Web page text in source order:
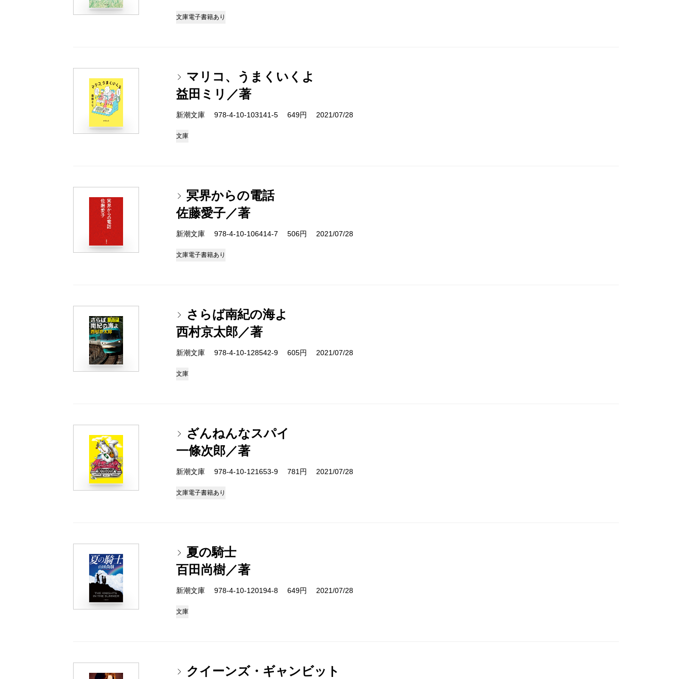
文庫電子書籍あり
マリコ、うまくいくよ
益田ミリ／著
新潮文庫 978-4-10-103141-5 649円 2021/07/28
文庫
冥界からの電話
佐藤愛子／著
新潮文庫 978-4-10-106414-7 506円 2021/07/28
文庫電子書籍あり
さらば南紀の海よ
西村京太郎／著
新潮文庫 978-4-10-128542-9 605円 2021/07/28
文庫
ざんねんなスパイ
一條次郎／著
新潮文庫 978-4-10-121653-9 781円 2021/07/28
文庫電子書籍あり
夏の騎士
百田尚樹／著
新潮文庫 978-4-10-120194-8 649円 2021/07/28
文庫
クイーンズ・ギャンビット